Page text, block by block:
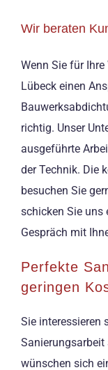
Wir beraten
Wenn Sie für
Lübeck einen
richtig. Unser
ausgeführte
der Technik. Die
besuchen Sie
schicken Sie uns
Gespräch mit
Perfekte
geringen
Sie interessieren
Sanierungsarbeit
wünschen sich